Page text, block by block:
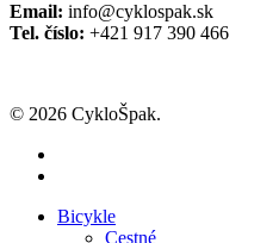
Email: info@cyklospak.sk
Tel. číslo: +421 917 390 466
© 2026 CykloŠpak.
Close
Bicykle
Cestné